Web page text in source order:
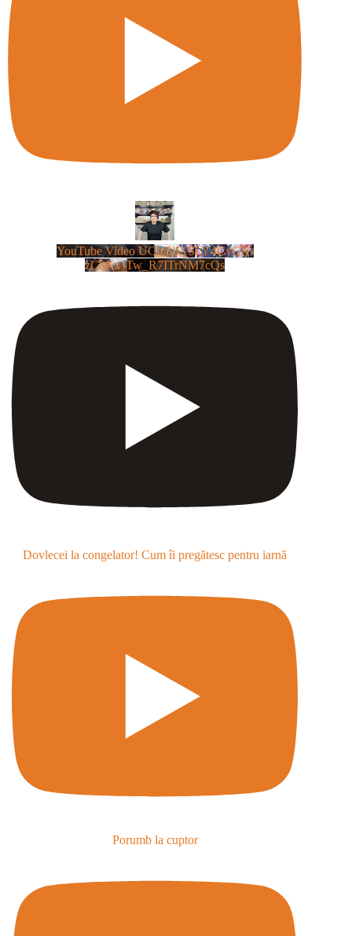
YouTube Video UCm5llXSLY4CyCX-
zC8XosTw_R7ITrNM7cQs
Dovlecei la congelator! Cum îi pregătesc pentru iarnă
Porumb la cuptor